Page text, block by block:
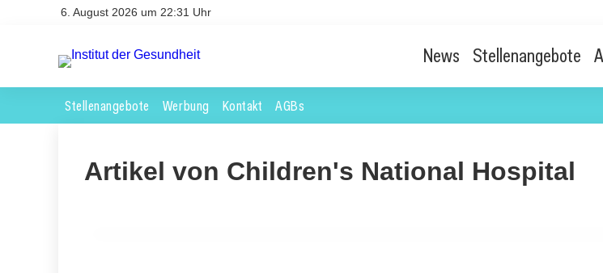
6. August 2026 um 22:31 Uhr
News Stellenangebote
Stellenangebote Werbung Kontakt AGBs
Artikel von Children's National Hospital
28. April 2024